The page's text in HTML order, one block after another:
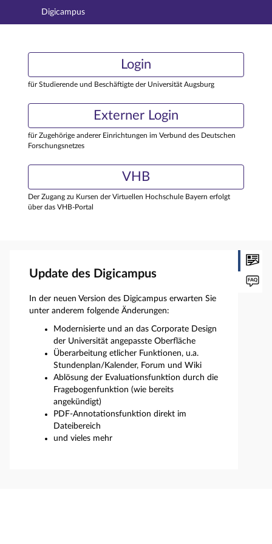
Hauptnavigation
Externer Login
Digicampus
Login
für Studierende und Beschäftigte der Universität Augsburg
Externer Login
für Zugehörige anderer Einrichtungen im Verbund des Deutschen
Forschungsnetzes
VHB
Der Zugang zu Kursen der Virtuellen Hochschule Bayern erfolgt
über das VHB-Portal
Update des Digicampus
In der neuen Version des Digicampus erwarten Sie
unter anderem folgende Änderungen:
Modernisierte und an das Corporate Design
der Universität angepasste Oberfläche
Überarbeitung etlicher Funktionen, u.a.
Stundenplan/Kalender, Forum und Wiki
Ablösung der Evaluationsfunktion durch die
Fragebogenfunktion (wie bereits
angekündigt)
PDF-Annotationsfunktion direkt im
Dateibereich
und vieles mehr